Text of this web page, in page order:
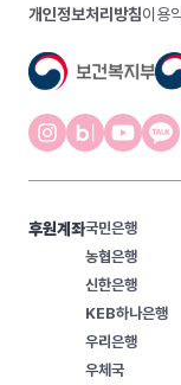
개인정보처리방침이용
후원계좌국민은행
농협은행
신한은행
KEB하나은행
우리은행
우체국